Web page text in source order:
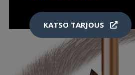
KATSO TARJOUS